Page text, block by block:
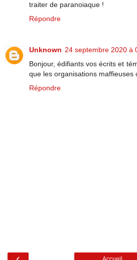
traiter de paranoiaque !
Répondre
Unknown 24 septembre 2020 à
Bonjour, édifiants vos écrits et
que les organisations maffieuses
Répondre